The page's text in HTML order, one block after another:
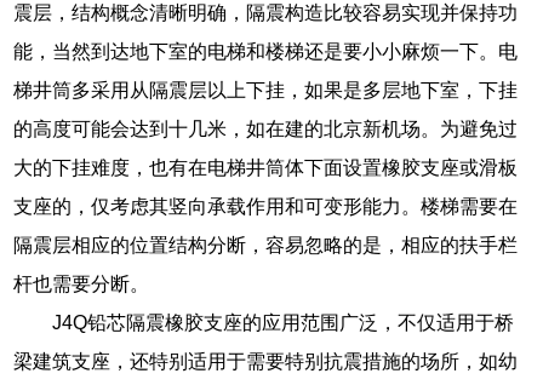
震层，结构概念清晰明确，隔震构造比较容易实现并保持功
能，当然到达地下室的电梯和楼梯还是要小小麻烦一下。电
梯井筒多采用从隔震层以上下挂，如果是多层地下室，下挂
的高度可能会达到十几米，如在建的北京新机场。为避免过
大的下挂难度，也有在电梯井筒体下面设置橡胶支座或滑板
支座的，仅考虑其竖向承载作用和可变形能力。楼梯需要在
隔震层相应的位置结构分断，容易忽略的是，相应的扶手栏
杆也需要分断。
J4Q铅芯隔震橡胶支座的应用范围广泛，不仅适用于桥
梁建筑支座，还特别适用于需要特别抗震措施的场所，如幼